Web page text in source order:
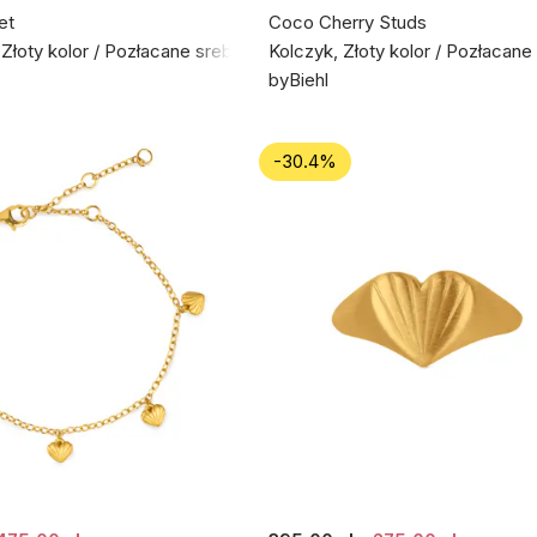
kolor / Pozłacane srebro próby 925
Coco Cherry Studs
Kolczyk, Złoty kolor /
byBiehl
-30.4%